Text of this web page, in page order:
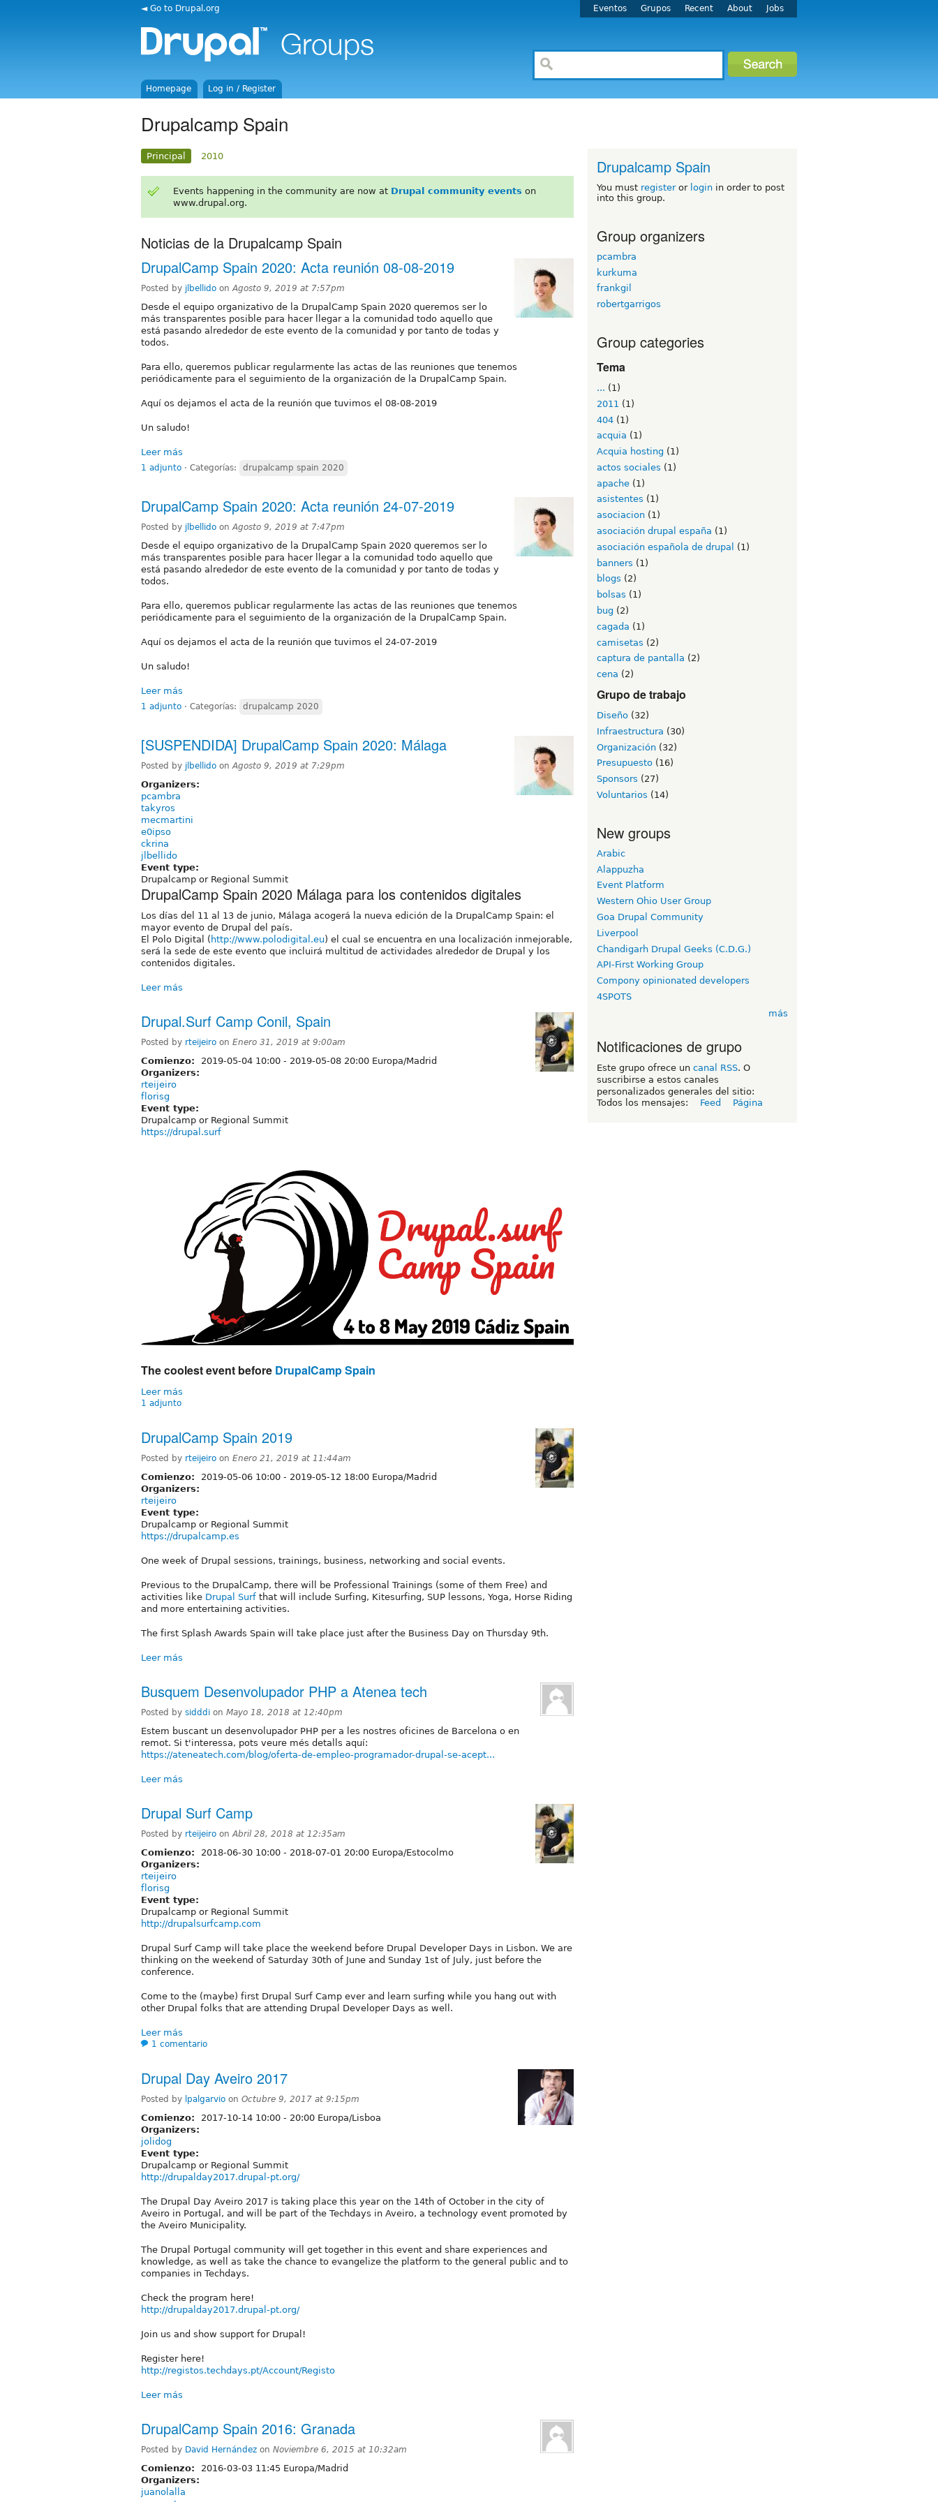
◄ Go to Drupal.org Eventos Grupos Recent About Jobs
Homepage Log in / Register
Drupalcamp Spain
Principal 2010
Events happening in the community are now at Drupal community events on
www.drupal.org.
Noticias de la Drupalcamp Spain
DrupalCamp Spain 2020: Acta reunión 08-08-2019
Posted by jlbellido onAgosto 9, 2019 at 7:57pm
Desde el equipo organizativo de la DrupalCamp Spain 2020 queremos ser lo
más transparentes posible para hacer llegar a la comunidad todo aquello que
está pasando alrededor de este evento de la comunidad y por tanto de todas y
todos.
Para ello, queremos publicar regularmente las actas de las reuniones que tenemos
periódicamente para el seguimiento de la organización de la DrupalCamp Spain.
Aquí os dejamos el acta de la reunión que tuvimos el 08-08-2019
Un saludo!
Leer más
1 adjunto ⋅ Categorías: drupalcamp spain 2020
DrupalCamp Spain 2020: Acta reunión 24-07-2019
Posted by jlbellido onAgosto 9, 2019 at 7:47pm
Desde el equipo organizativo de la DrupalCamp Spain 2020 queremos ser lo
más transparentes posible para hacer llegar a la comunidad todo aquello que
está pasando alrededor de este evento de la comunidad y por tanto de todas y
todos.
Para ello, queremos publicar regularmente las actas de las reuniones que tenemos
periódicamente para el seguimiento de la organización de la DrupalCamp Spain.
Aquí os dejamos el acta de la reunión que tuvimos el 24-07-2019
Un saludo!
Leer más
1 adjunto ⋅ Categorías: drupalcamp 2020
[SUSPENDIDA] DrupalCamp Spain 2020: Málaga
Posted by jlbellido onAgosto 9, 2019 at 7:29pm
Organizers:
pcambra
takyros
mecmartini
e0ipso
ckrina
jlbellido
Event type:
Drupalcamp or Regional Summit
DrupalCamp Spain 2020 Málaga para los contenidos digitales
Los días del 11 al 13 de junio, Málaga acogerá la nueva edición de la DrupalCamp Spain: el
mayor evento de Drupal del país.
El Polo Digital ( http://www.polodigital.eu) el cual se encuentra en una localización inmejorable,
será la sede de este evento que incluirá multitud de actividades alrededor de Drupal y los
contenidos digitales.
Leer más
Drupal.Surf Camp Conil, Spain
Posted by rteijeiro on Enero 31, 2019 at 9:00am
Comienzo: 2019-05-04 10:00 - 2019-05-08 20:00 Europa/Madrid
Organizers:
rteijeiro
florisg
Event type:
Drupalcamp or Regional Summit
https://drupal.surf
The coolest event before DrupalCamp Spain
Leer más
1 adjunto
DrupalCamp Spain 2019
Posted by rteijeiro on Enero 21, 2019 at 11:44am
Comienzo: 2019-05-06 10:00 - 2019-05-12 18:00 Europa/Madrid
Organizers:
rteijeiro
Event type:
Drupalcamp or Regional Summit
https://drupalcamp.es
One week of Drupal sessions, trainings, business, networking and social events.
Previous to the DrupalCamp, there will be Professional Trainings (some of them Free) and
activities like Drupal Surf that will include Surfing, Kitesurfing, SUP lessons, Yoga, Horse Riding
and more entertaining activities.
The first Splash Awards Spain will take place just after the Business Day on Thursday 9th.
Leer más
Busquem Desenvolupador PHP a Atenea tech
Posted by sidddi on Mayo 18, 2018 at 12:40pm
Estem buscant un desenvolupador PHP per a les nostres oficines de Barcelona o en
remot. Si t'interessa, pots veure més detalls aquí:
https://ateneatech.com/blog/oferta-de-empleo-programador-drupal-se-acept...
Leer más
Drupal Surf Camp
Posted by rteijeiro onAbril 28, 2018 at 12:35am
Comienzo: 2018-06-30 10:00 - 2018-07-01 20:00 Europa/Estocolmo
Organizers:
rteijeiro
florisg
Event type:
Drupalcamp or Regional Summit
http://drupalsurfcamp.com
Drupal Surf Camp will take place the weekend before Drupal Developer Days in Lisbon. We are
thinking on the weekend of Saturday 30th of June and Sunday 1st of July, just before the
conference.
Come to the (maybe) first Drupal Surf Camp ever and learn surfing while you hang out with
other Drupal folks that are attending Drupal Developer Days as well.
Leer más
1 comentario
Drupal Day Aveiro 2017
Posted by lpalgarvio on Octubre 9, 2017 at 9:15pm
Comienzo: 2017-10-14 10:00 - 20:00 Europa/Lisboa
Organizers:
jolidog
Event type:
Drupalcamp or Regional Summit
http://drupalday2017.drupal-pt.org/
The Drupal Day Aveiro 2017 is taking place this year on the 14th of October in the city of
Aveiro in Portugal, and will be part of the Techdays in Aveiro, a technology event promoted by
the Aveiro Municipality.
The Drupal Portugal community will get together in this event and share experiences and
knowledge, as well as take the chance to evangelize the platform to the general public and to
companies in Techdays.
Check the program here!
http://drupalday2017.drupal-pt.org/
Join us and show support for Drupal!
Register here!
http://registos.techdays.pt/Account/Registo
Leer más
DrupalCamp Spain 2016: Granada
Posted by David Hernández on Noviembre 6, 2015 at 10:32am
Comienzo:
2016-03-03 11:45 Europa/Madrid
Organizers:
juanolalla
Drupalcamp Spain
You must registeror login in order to post
into this group.
Group organizers
pcambra
kurkuma
frankgil
robertgarrigos
Group categories
Tema
... (1)
2011 (1)
404 (1)
acquia (1)
Acquia hosting (1)
actos sociales (1)
apache (1)
asistentes (1)
asociacion (1)
asociación drupal españa (1)
asociación española de drupal
(1)
banners (1)
blogs (2)
bolsas (1)
bug (2)
cagada (1)
camisetas (2)
captura de pantalla (2)
cena (2)
Grupo de trabajo
Diseño (32)
Infraestructura (30)
Organización (32)
Presupuesto (16)
Sponsors (27)
Voluntarios (14)
New groups
Arabic
Alappuzha
Event Platform
Western Ohio User Group
Goa Drupal Community
Liverpool
Chandigarh Drupal Geeks (C.D.G.)
API-First Working Group
Compony opinionated developers
4SPOTS
más
Notificaciones de grupo
Este grupo ofrece un canal RSS. O
suscribirse a estos canales
personalizados generales del sitio:
Todos los mensajes:
Feed Página